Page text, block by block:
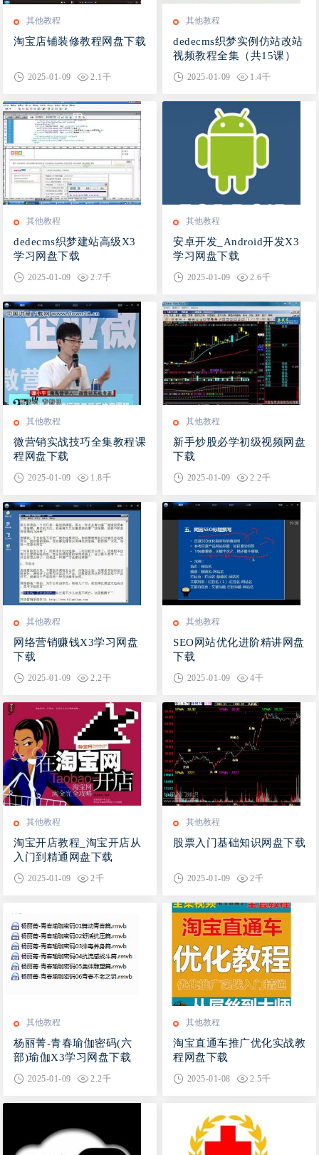
其他教程
淘宝店铺装修教程网盘下载
2025-01-09 2.1千
其他教程
dedecms织梦实例仿站改站
视频教程全集（共15课）
网盘下载
2025-01-09 1.4千
其他教程
dedecms织梦建站高级X3
学习网盘下载
2025-01-09 2.7千
其他教程
安卓开发_Android开发X3
学习网盘下载
2025-01-09 2.6千
其他教程
微营销实战技巧全集教程课
程网盘下载
2025-01-09 1.8千
其他教程
新手炒股必学初级视频网盘
下载
2025-01-09 2.2千
其他教程
网络营销赚钱X3学习网盘
下载
2025-01-09 2.2千
其他教程
SEO网站优化进阶精讲网盘
下载
2025-01-09 4千
其他教程
淘宝开店教程_淘宝开店从
入门到精通网盘下载
2025-01-09 2千
其他教程
股票入门基础知识网盘下载
2025-01-09 2千
其他教程
杨丽菁-青春瑜伽密码(六
部)瑜伽X3学习网盘下载
2025-01-09 2.2千
其他教程
淘宝直通车推广优化实战教
程网盘下载
2025-01-08 2.5千